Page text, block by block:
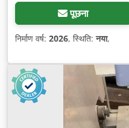
पूछना
निर्माण वर्ष: 2026, स्थिति:नया,